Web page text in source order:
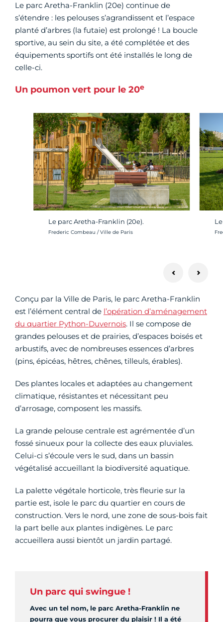
Le parc Aretha-Franklin (20e) continue de
s’étendre : les pelouses s’agrandissent et l’espace
planté d’arbres (la futaie) est prolongé ! La boucle
sportive, au sein du site, a été complétée et des
équipements sportifs ont été installés le long de
celle-ci.
Un poumon vert pour le 20e
Le parc Aretha-Franklin (20e).
Crédit photo :
Frederic Combeau / Ville de Paris
Conçu par la Ville de Paris, le parc Aretha-Franklin
est l’élément central de l’opération d’aménagement
du quartier Python-Duvernois. Il se compose de
grandes pelouses et de prairies, d’espaces boisés et
arbustifs, avec de nombreuses essences d’arbres
(pins, épicéas, hêtres, chênes, tilleuls, érables).
Des plantes locales et adaptées au changement
climatique, résistantes et nécessitant peu
d’arrosage, composent les massifs.
La grande pelouse centrale est agrémentée d’un
fossé sinueux pour la collecte des eaux pluviales.
Celui-ci s’écoule vers le sud, dans un bassin
végétalisé accueillant la biodiversité aquatique.
La palette végétale horticole, très fleurie sur la
partie est, isole le parc du quartier en cours de
construction. Vers le nord, une zone de sous-bois fait
la part belle aux plantes indigènes. Le parc
accueillera aussi bientôt un jardin partagé.
Un parc qui swingue !
Avec un tel nom, le parc Aretha-Franklin ne
pourra que vous procurer du plaisir ! Il a été